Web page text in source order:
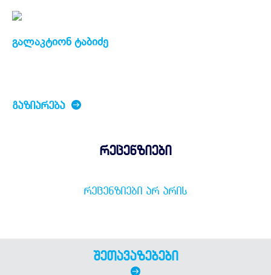
გალაკტიონ ტაბიძე
ᲒᲐᲖᲘᲐᲠᲔᲑᲐ
რეცენზიები
ᲠᲔᲪᲔᲜᲖᲘᲔᲑᲘ ᲐᲠ ᲐᲠᲘᲡ
შეთავაზებები